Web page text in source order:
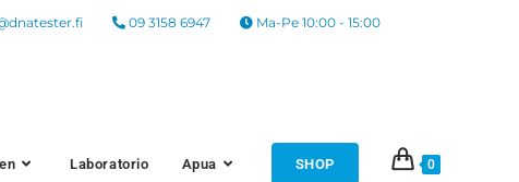
09 3158 6947 Ma-Pe 10:00 - 15:00
Laboratorio Apua SHOP 0